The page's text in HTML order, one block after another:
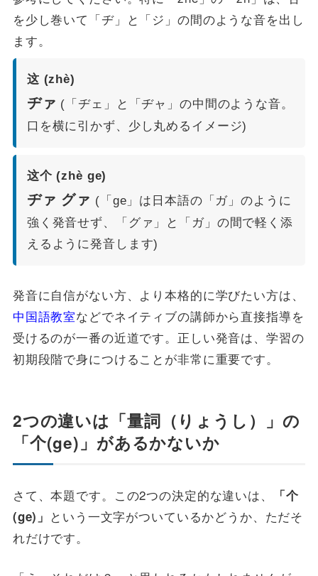
を少し巻いて「ヂ」と「ジ」の間のような音を出し
ます。
这 (zhè)
ヂァ (「ヂェ」と「ヂャ」の中間のような音。
口を横に引かず、少し丸めるイメージ)
这个 (zhè ge)
ヂァ グァ (「ge」は日本語の「ガ」のように
強く発音せず、「グァ」と「ガ」の間で軽く添
えるように発音します)
発音に自信がない方、より本格的に学びたい方は、
中国語教室などでネイティブの講師から直接指導を
受けるのが一番の近道です。正しい発音は、学習の
初期段階で身につけることが非常に重要です。
2つの違いは「量詞（りょうし）」の
「个(ge)」があるかないか
さて、本題です。この2つの決定的な違いは、
「个
(ge)」 という一文字がついているかどうか、ただそ
れだけです。